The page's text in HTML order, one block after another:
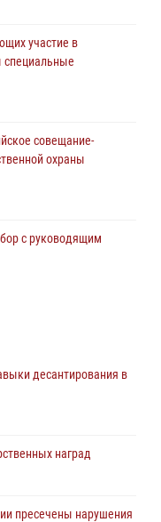
участие в
специальные
совещание-
охраны
с руководящим
с
десантирования в
наград
пресечены нарушения